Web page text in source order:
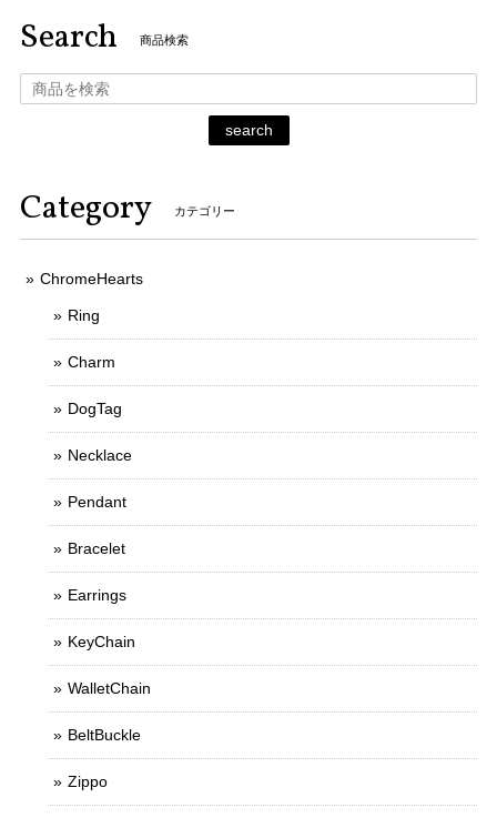
Search 商品検索
search
Category カテゴリー
ChromeHearts
Ring
Charm
DogTag
Necklace
Pendant
Bracelet
Earrings
KeyChain
WalletChain
BeltBuckle
Zippo